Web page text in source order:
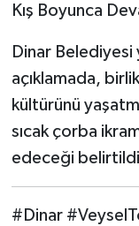
Kış Boyunca
Dinar Belediyesi
açıklamada,
kültürünü
sıcak çorba
edeceği
#Dinar